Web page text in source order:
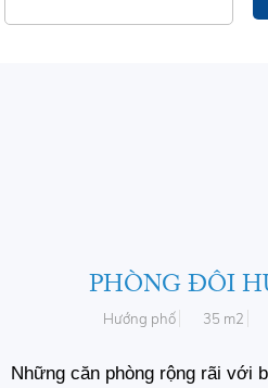
PHÒNG ĐÔI
Hướng phố 35 m2
Những căn phòng rộng rãi với